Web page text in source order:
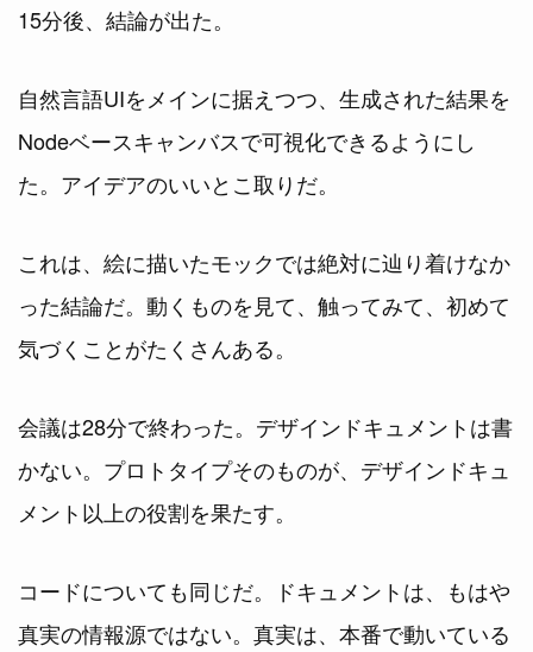
15分後、結論が出た。
自然言語UIをメインに据えつつ、生成された結果を
Nodeベースキャンバスで可視化できるようにし
た。アイデアのいいとこ取りだ。
これは、絵に描いたモックでは絶対に辿り着けなか
った結論だ。動くものを見て、触ってみて、初めて
気づくことがたくさんある。
会議は28分で終わった。デザインドキュメントは書
かない。プロトタイプそのものが、デザインドキュ
メント以上の役割を果たす。
コードについても同じだ。ドキュメントは、もはや
真実の情報源ではない。真実は、本番で動いている